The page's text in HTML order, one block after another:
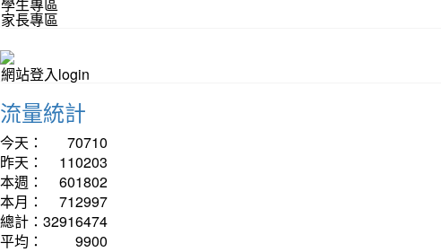
家長專區
網站登入login
流量統計
今天：
70710
昨天：
110203
本週：
601802
本月：
712997
總計： 32916474
平均：
9900